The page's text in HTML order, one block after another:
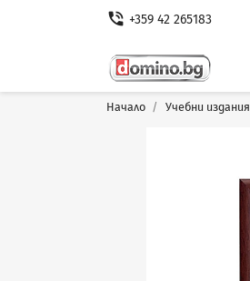
phone_in_talk +359 42 265183
Начало Учебни издания